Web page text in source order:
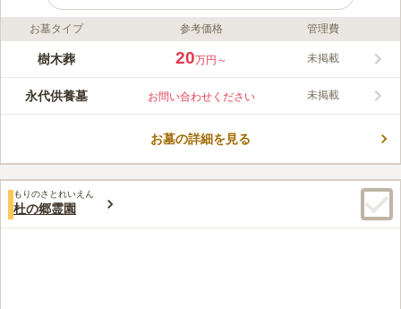
ライフドット編集部のコメント
管理費不要で契約できるため、安心してご利用いただけます。大
区画の横まで車で行けるため、アクセスも良好です。また、永代
供養が可能で、承継者が不要でお1人での契約も安心です。宗教
みんなの評価
4.1 口コミ3件
30代男性
基本的に、大きな幹線道路から少し外れたところに有るので、近
くに花屋等は御座いません。但し、現地で線香は売っていますので、現地
で購入しております。墓地の周りは、果樹園ですので、とてものどかな雰
囲気です。
お墓タイプ 参考価格 管理費
樹木葬 20万円～ 未掲載
永代供養墓 お問い合わせください 未掲載
お墓の詳細を見る
もりのさとれいえん
杜の郷霊園